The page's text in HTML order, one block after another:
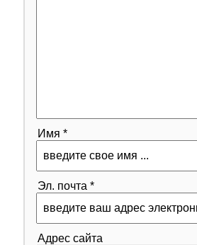
Имя *
Эл. почта *
Адрес сайта